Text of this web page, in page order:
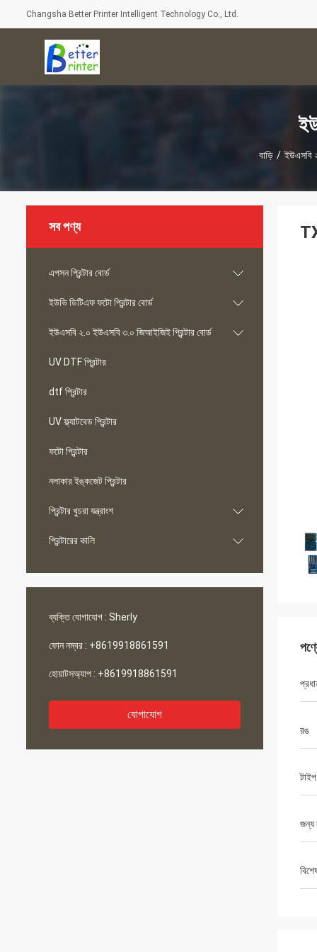
Changsha Better Printer Intelligent Technology Co., Ltd.
বাড়ি / ইউএসবি
সব পণ্য
এপসন প্রিন্টার বোর্ড
ইউভি ডিটিএফ ফটো প্রিন্টার বোর্ড
ইউএসবি ২.০ ইউএসবি ৩.০ জিআইজিই প্রিন্টার বোর্ড
UV DTF প্রিন্টার
dtf প্রিন্টার
UV ফ্ল্যাটবেড প্রিন্টার
ফটো প্রিন্টার
নলাকার ইঙ্কজেট প্রিন্টার
প্রিন্টার খুচরা যন্ত্রাংশ
প্রিন্টারের কালি
ব্যক্তি যোগাযোগ : Sherly
ফোন নম্বর : +8619918861591
হোয়াটসঅ্যাপ : +8619918861591
যোগাযোগ
রঙ
টাইপ
জন্য